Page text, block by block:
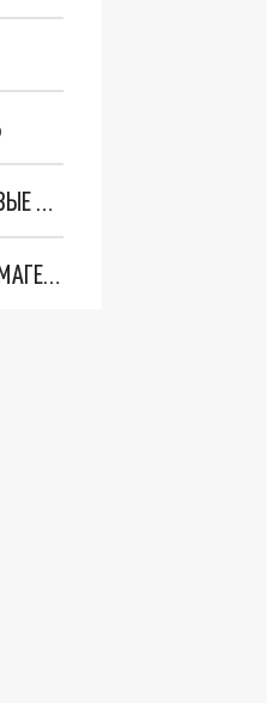
"ОЧЕНЬ ПЛОХИЕ НОВОСТИ": БОЛЬШАЯ ОШИБКА PALANTIR В РОССИИ. СТРАНЫ НАТО ВПЕРВЫЕ ЗА СВО ОСТАНОВИЛИ ПОСТАВКИ ОРУЖИЯ. ВСУ ТЕРЯЮТ ПРИГРАНИЧЬЕ?
ТРИ ГЛАВНЫХ ИНСАЙДА ОБ СВО. ОТМЕНА МОБИЛИЗАЦИИ И ВОЗВРАЩЕНИЕ "ГЕНЕРАЛА АРМАГЕДДОНА"? ОТЛИЧНЫЕ НОВОСТИ, КОТОРЫЕ ЖДАЛИ ВСЕ